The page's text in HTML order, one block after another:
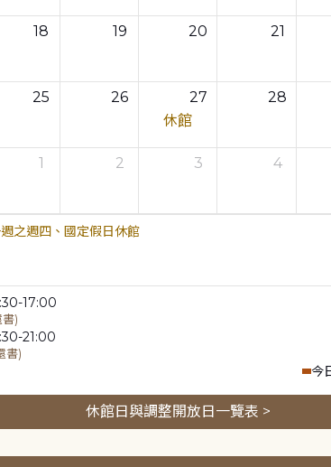
18 19 20 21
25 26
27
休館
28
1 2 3 4
之週四、國定假日休館
17:00
)
21:00
書)
今
休館日與調整開放日一覽表 >